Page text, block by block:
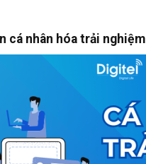
cá nhân hóa trải nghiệm